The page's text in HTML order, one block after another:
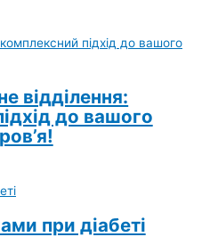
відділення:
до вашого
при діабеті